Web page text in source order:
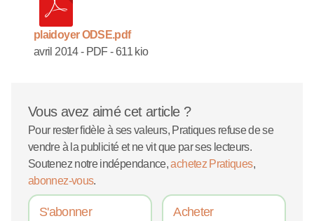
plaidoyer ODSE.pdf
avril 2014- PDF-611 kio
Vous avez aimé cet article ?
Pour rester fidèle à ses valeurs, Pratiques refuse de se
vendre à la publicité et ne vit que par ses lecteurs.
Soutenez notre indépendance,achetez Pratiques,
abonnez-vous.
S'abonner Acheter